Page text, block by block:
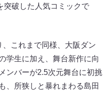
突破した人気コミックで
これまで同様、大阪ダン
学生に加え、舞台新作に向
ンバーが2.5次元舞台に初挑
所狭しと暴れまわる島田